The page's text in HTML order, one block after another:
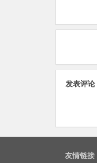
发表评论
友情链接